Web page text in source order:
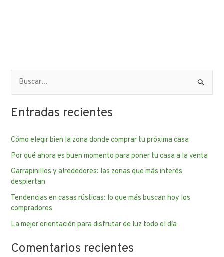
s
a
r
p
o
r
Entradas recientes
Cómo elegir bien la zona donde comprar tu próxima casa
Por qué ahora es buen momento para poner tu casa a la venta
Garrapinillos y alrededores: las zonas que más interés
despiertan
Tendencias en casas rústicas: lo que más buscan hoy los
compradores
La mejor orientación para disfrutar de luz todo el día
Comentarios recientes